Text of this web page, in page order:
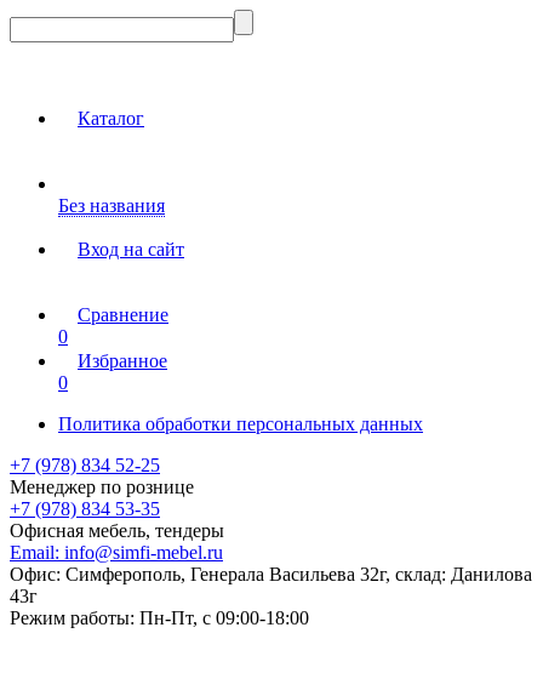
Каталог
Без названия
Вход на сайт
Сравнение
0
Избранное
0
Политика обработки персональных данных
+7 (978) 834 52-25
Менеджер по рознице
+7 (978) 834 53-35
Офисная мебель, тендеры
Email: info@simfi-mebel.ru
Офис: Симферополь, Генерала Васильева 32г, склад: Данилова
43г
Режим работы: Пн-Пт, с 09:00-18:00